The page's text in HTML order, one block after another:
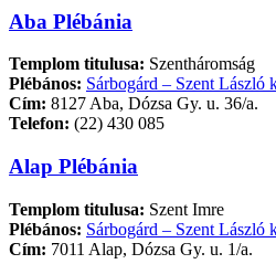
Aba Plébánia
Templom titulusa: Szentháromság
Plébános: Sárbogárd – Szent László
Cím: 8127 Aba, Dózsa Gy. u. 36/a.
Telefon: (22) 430 085
Alap Plébánia
Templom titulusa: Szent Imre
Plébános: Sárbogárd – Szent László
Cím: 7011 Alap, Dózsa Gy. u. 1/a.